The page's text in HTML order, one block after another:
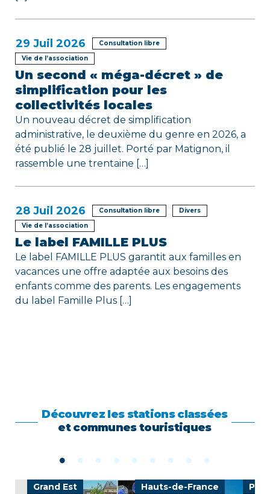
c
l
e
29 Juil 2026
Consultation libre
Vie de l’association
Un second « méga-décret » de
simplification pour les
collectivités locales
Un nouveau décret de simplification
administrative, le deuxième du genre en 2026, a
été publié le 28 juillet. Porté par Matignon, il
rassemble une trentaine […]
28 Juil 2026 Consultation libre
Divers
Vie de l’association
Le label FAMILLE PLUS
Le label FAMILLE PLUS garantit aux familles en
vacances une offre adaptée aux besoins des
enfants comme des parents. Les engagements
du label Famille Plus […]
Découvrez les stations classées
et communes touristiques
Grand Est Hauts-de-France